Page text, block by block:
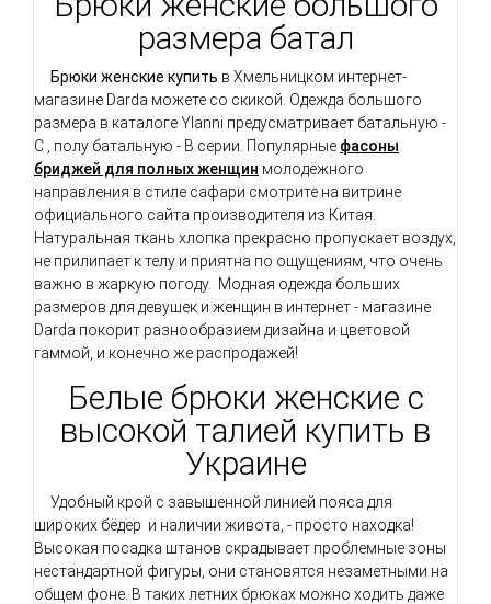
размера батал
Брюки женские купить в Хмельницком интернет-
магазине Darda можете со скикой. Одежда большого
размера в каталоге Ylanni предусматривает батальную -
С , полу батальную - В серии. Популярные фасоны
бриджей для полных женщин молодёжного
направления в стиле сафари смотрите на витрине
официального сайта производителя из Китая.
Натуральная ткань хлопка прекрасно пропускает воздух,
не прилипает к телу и приятна по ощущениям, что очень
важно в жаркую погоду. Модная одежда больших
размеров для девушек и женщин в интернет - магазине
Darda покорит разнообразием дизайна и цветовой
гаммой, и конечно же распродажей!
Белые брюки женские с
высокой талией купить в
Украине
Удобный крой с завышенной линией пояса для
широких бёдер и наличии живота, - просто находка!
Высокая посадка штанов скрадывает проблемные зоны
нестандартной фигуры, они становятся незаметными на
общем фоне. В таких летних брюках можно ходить даже